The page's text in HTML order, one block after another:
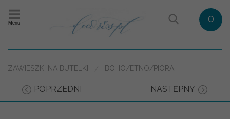
Menu 0
ZAWIESZKI NA BUTELKI BOHO/ETNO/PIÓRA
POPRZEDNI NASTĘPNY